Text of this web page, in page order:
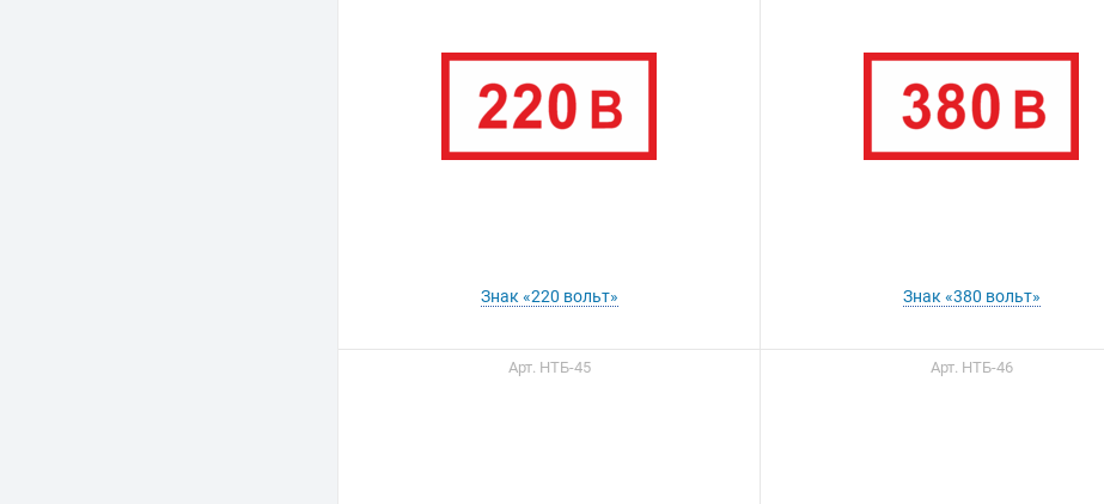
Знак «220 вольт» Знак «380 вольт»
Арт. НТБ-45 Арт. НТБ-46